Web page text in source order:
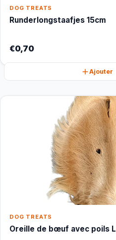
DOG TREATS
Runderlongstaafjes 15cm
€0,70
Ajouter
DOG TREATS
Oreille de bœuf avec poils L